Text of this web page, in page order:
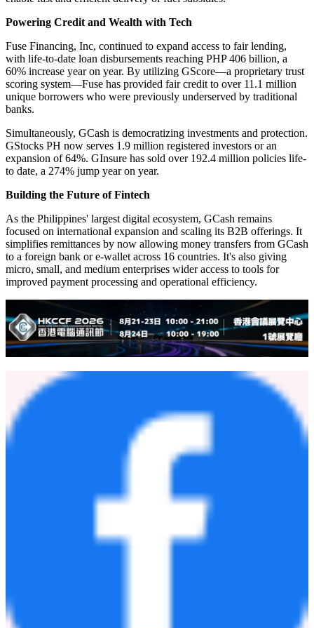
Scaling Daily Utility
Mynt has deepened its integration into the daily lives of Filipinos as
it remains to be the top InstaPay destination by transaction volume
according to the latest data of the Philippine Payments Management
Inc. (PPMI).
Amidst global uncertainties, GCash strengthened its role as a lifeline
and companion for millions of its users—waiving transaction fees
for both inbound and outbound remittances for overseas Filipinos in
the Middle East. It also worked closely with the government to
enable fast and efficient delivery of fuel subsidies.
Powering Credit and Wealth with Tech
Fuse Financing, Inc, continued to expand access to fair lending,
with life-to-date loan disbursements reaching PHP 406 billion, a
60% increase year on year. By utilizing GScore—a proprietary trust
scoring system—Fuse has provided fair credit to over 11.1 million
unique borrowers who were previously underserved by traditional
banks.
Simultaneously, GCash is democratizing investments and protection.
GStocks PH now serves 1.9 million registered investors or an
expansion of 64%. GInsure has sold over 192.4 million policies life-
to date, a 274% jump year on year.
Building the Future of Fintech
As the Philippines' largest digital ecosystem, GCash remains
focused on international expansion and scaling its B2B offerings. It
simplifies remittances by now allowing money transfers from GCash
to a foreign bank or e-wallet across 16 countries. It's also giving
micro, small, and medium enterprises wider access to tools for
improved payment processing and operational efficiency.